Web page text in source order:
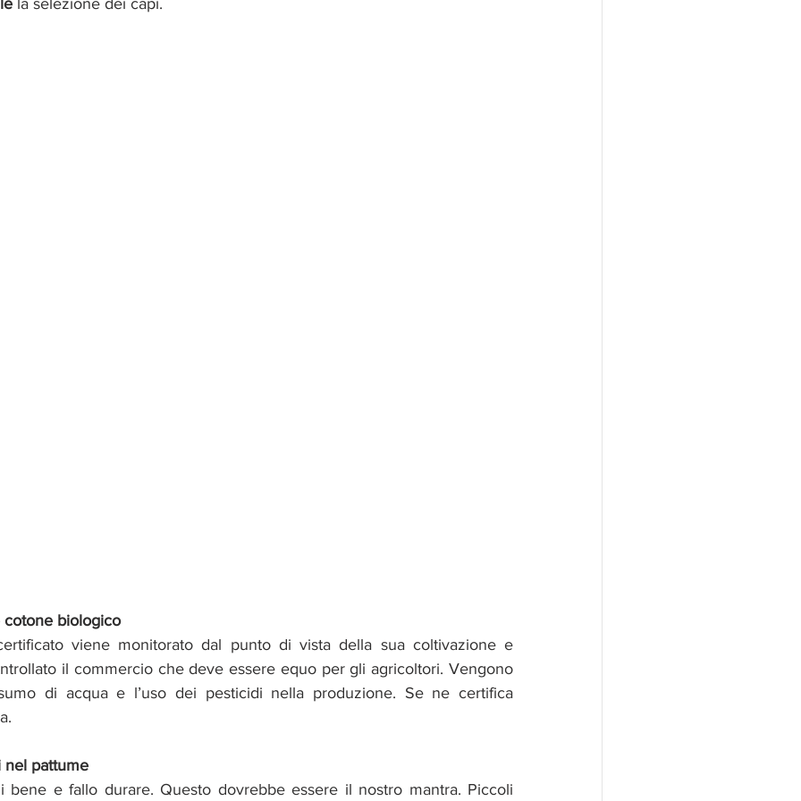
cotone biologico
viene monitorato dal punto di vista della sua coltivazione e
il commercio che deve essere equo per gli agricoltori. Vengono
di acqua e l’uso dei pesticidi nella produzione. Se ne certifica
nel pattume
bene e fallo durare. Questo dovrebbe essere il nostro mantra. Piccoli